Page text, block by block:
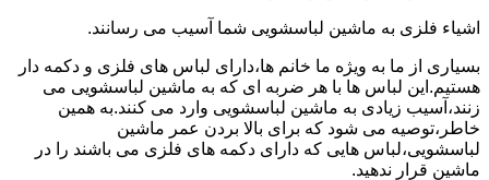
اشیاء فلزی به ماشین لباسشویی شما آسیب می رسانند.
بسیاری از ما به ویژه ما خانم ها،دارای لباس های فلزی و دکمه دار
هستیم.این لباس ها با هر ضربه ای که به ماشین لباسشویی می
زنند،آسیب زیادی به ماشین لباسشویی وارد می کنند.به همین
خاطر،توصیه می شود که برای بالا بردن عمر ماشین
لباسشویی،لباس هایی که دارای دکمه های فلزی می باشند را در
ماشین قرار ندهید.